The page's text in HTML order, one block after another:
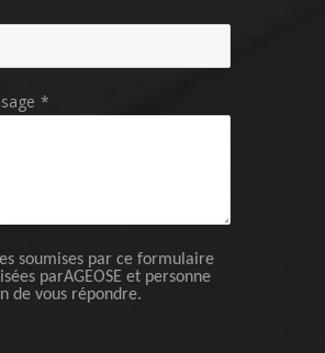
*
soumises par ce formulaire
parAGEOSE et personne
de vous répondre.